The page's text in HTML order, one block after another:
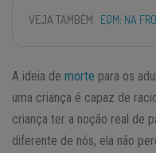
VEJA TAMBÉM EQM: NA
A ideia de morte para os
uma criança é capaz de
criança ter a noção real de
diferente de nós, ela não